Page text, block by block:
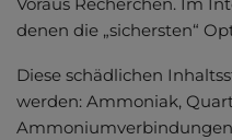
Voraus Recherchen. Im
denen die „sichersten“
Diese schädlichen
werden: Ammoniak,